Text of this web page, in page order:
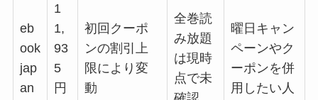
eb
ook
jap
an
1
1,
93
5
円
初回クーポ
ンの割引上
限により変
動
全巻読
み放題
は現時
点で未
曜日キャン
ペーンやク
ーポンを併
用したい人